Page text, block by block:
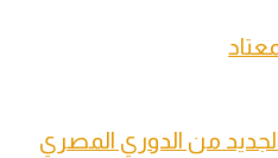
من الدوري المصري